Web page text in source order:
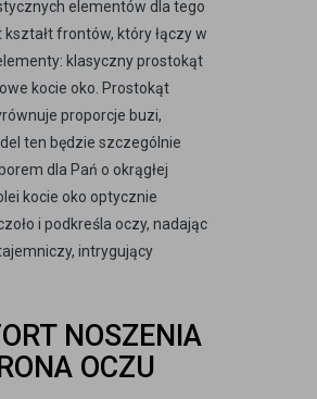
elementów dla tego
frontów, który łączy w
klasyczny prostokąt
kocie oko. Prostokąt
proporcje buzi,
ten będzie szczególnie
dla Pań o okrągłej
kocie oko optycznie
i podkreśla oczy, nadając
intrygujący
NOSZENIA
OCZU